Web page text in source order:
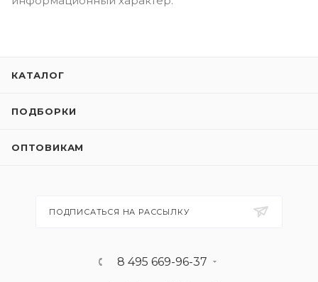
КАТАЛОГ
ПОДБОРКИ
ОПТОВИКАМ
ПОДПИСАТЬСЯ НА РАССЫЛКУ
8 495 669-96-37